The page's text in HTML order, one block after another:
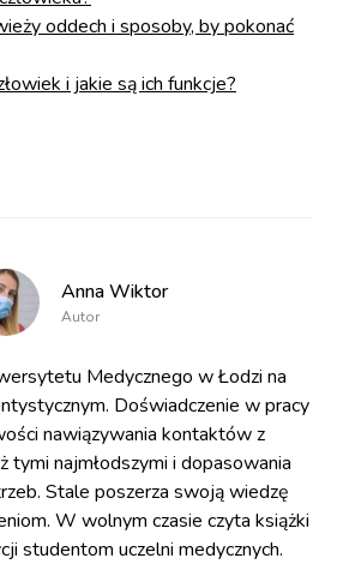
oddech i sposoby, by pokonać
i jakie są ich funkcje?
Anna Wiktor
Autor
Medycznego w Łodzi na
Doświadczenie w pracy
nawiązywania kontaktów z
tymi najmłodszymi i dopasowania
Stale poszerza swoją wiedzę
W wolnym czasie czyta książki
studentom uczelni medycznych.